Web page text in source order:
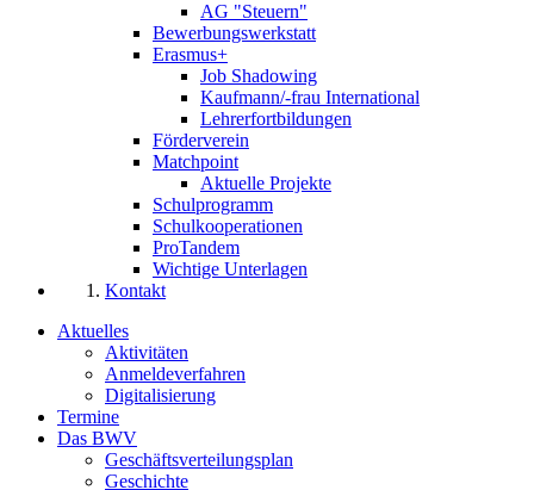
AG "Steuern"
Bewerbungswerkstatt
Erasmus+
Job Shadowing
Kaufmann/-frau International
Lehrerfortbildungen
Förderverein
Matchpoint
Aktuelle Projekte
Schulprogramm
Schulkooperationen
ProTandem
Wichtige Unterlagen
Kontakt
Aktuelles
Aktivitäten
Anmeldeverfahren
Digitalisierung
Termine
Das BWV
Geschäftsverteilungsplan
Geschichte